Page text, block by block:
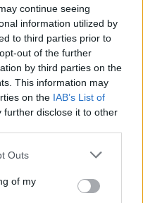
continue seeing
information utilized by
to third parties prior to
out of the further
by third parties on the
This information may
on the IAB’s List of
further disclose it to other
one or more Google
You may click to
its third-party tags to
Outs
of my
Játékok Dóm
fesztivál ikonikus
...